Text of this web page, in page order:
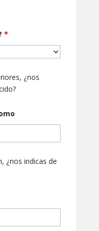
*
¿nos
¿nos indicas de